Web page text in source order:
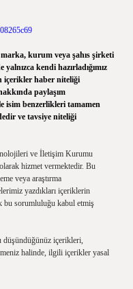
kurum veya şahıs şirketi
kendi hazırladığımız
içerikler haber niteliği
paylaşım
isim benzerlikleri tamamen
ve tavsiye niteliği
ve İletişim Kurumu
hizmet vermektedir. Bu
veya araştırma
yazdıkları içeriklerin
bu sorumluluğu kabul etmiş
düşündüğünüz içerikleri,
halinde, ilgili içerikler yasal